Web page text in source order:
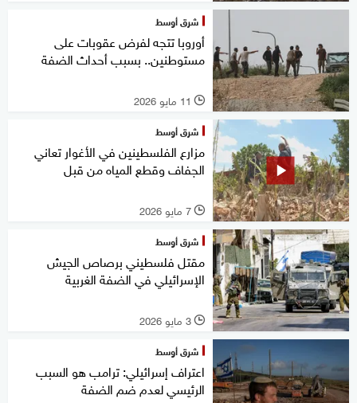
شرق أوسط
أوروبا تتجه لفرض عقوبات على
مستوطنين.. بسبب أحداث الضفة
l 11 مايو 2026
شرق أوسط
مزارع الفلسطينين في الأغوار تعاني
الجفاف وقطع المياه من قبل
l 7 مايو 2026
شرق أوسط
مقتل فلسطيني برصاص الجيش
الإسرائيلي في الضفة الغربية
l 3 مايو 2026
شرق أوسط
اعتراف إسرائيلي: ترامب هو السبب
الرئيسي لعدم ضم الضفة